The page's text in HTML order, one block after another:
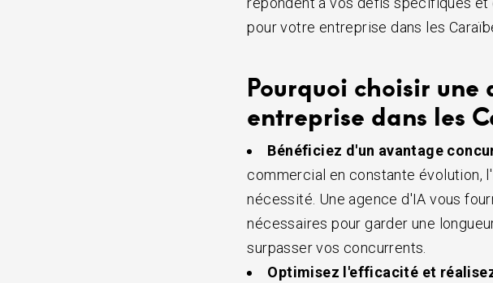
pour votre entreprise dans les
Pourquoi choisir
entreprise dans les
Bénéficiez d'un avantage
commercial en constante évolution,
nécessité. Une agence d'IA vous
nécessaires pour garder une
surpasser vos concurrents.
Optimisez l'efficacité et